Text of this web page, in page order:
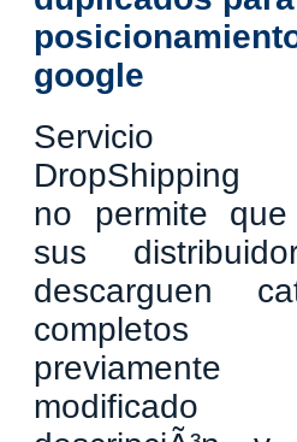
google
Servicio
DropShipping
no permite que
sus
descarguen
modificado